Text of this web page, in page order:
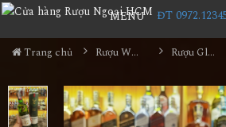
MENU ĐT
Trang chủ Rượu Whisky Rượu Glenfiddich 12YO